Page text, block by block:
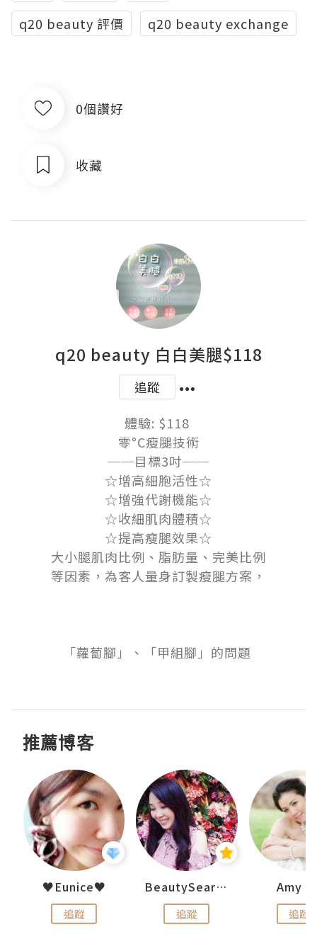
q20 beauty 評價
q20 beauty exchange
0個讚好
收藏
q20 beauty 白白美腿$118
追蹤
體驗: $118
零°C瘦腿技術
──目標3吋──
☆增高細胞活性☆
☆增強代謝機能☆
☆收細肌肉體積☆
☆提高瘦腿效果☆
大小腿肌肉比例、脂肪量、完美比例
等因素，為客人量身訂製瘦腿方案，
「蘿蔔腳」、「甲組腳」的問題
推薦博客
♥Eunice♥
追蹤
BeautySearch
追蹤
Amy
追蹤